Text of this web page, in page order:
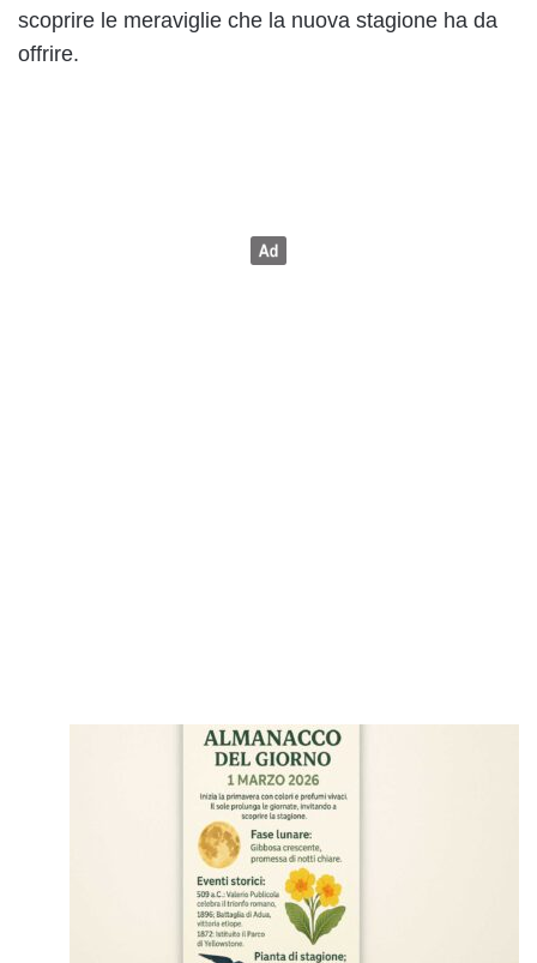
scoprire le meraviglie che la nuova stagione ha da
offrire.